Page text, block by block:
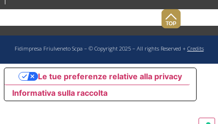
Fidimpresa Friulveneto Scpa – © Copyright 2025 – All rights Reserved + Credits
Informativa sulla raccolta
Le tue preferenze relative alla privacy